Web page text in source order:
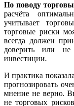
По поводу
расчёта
учитывает
торговые риски
всегда должен
доверить или не
инвестиции.
И практика
прогнозировать
мнение не верно.
не торговых